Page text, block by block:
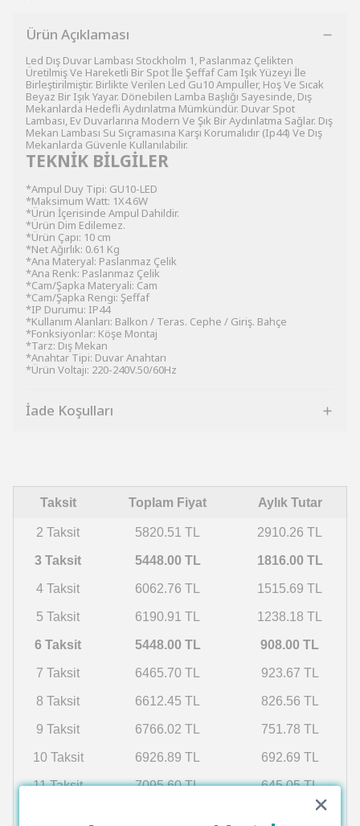
Ürün Açıklaması
Led Dış Duvar Lambası Stockholm 1, Paslanmaz Çelikten
Üretilmiş Ve Hareketli Bir Spot İle Şeffaf Cam Işık Yüzeyi İle
Birleştirilmiştir. Birlikte Verilen Led Gu10 Ampuller, Hoş Ve Sıcak
Beyaz Bir Işık Yayar. Dönebilen Lamba Başlığı Sayesinde, Dış
Mekanlarda Hedefli Aydınlatma Mümkündür. Duvar Spot
Lambası, Ev Duvarlarına Modern Ve Şık Bir Aydınlatma Sağlar. Dış
Mekan Lambası Su Sıçramasına Karşı Korumalıdır (Ip44) Ve Dış
Mekanlarda Güvenle Kullanılabilir.
TEKNİK BİLGİLER
*Ampul Duy Tipi: GU10-LED
*Maksimum Watt: 1X4.6W
*Ürün İçerisinde Ampul Dahildir.
*Ürün Dim Edilemez.
*Ürün Çapı: 10 cm
*Net Ağırlık: 0.61 Kg
*Ana Materyal: Paslanmaz Çelik
*Ana Renk: Paslanmaz Çelik
*Cam/Şapka Materyali: Cam
*Cam/Şapka Rengi: Şeffaf
*IP Durumu: IP44
*Kullanım Alanları: Balkon / Teras. Cephe / Giriş. Bahçe
*Fonksiyonlar: Köşe Montaj
*Tarz: Dış Mekan
*Anahtar Tipi: Duvar Anahtarı
*Ürün Voltajı: 220-240V.50/60Hz
İade Koşulları
Taksit Toplam Fiyat Aylık Tutar
2 Taksit 5820.51 TL 2910.26 TL
3 Taksit 5448.00 TL 1816.00 TL
4 Taksit 6062.76 TL 1515.69 TL
5 Taksit 6190.91 TL 1238.18 TL
6 Taksit 5448.00 TL 908.00 TL
7 Taksit 6465.70 TL 923.67 TL
8 Taksit 6612.45 TL 826.56 TL
9 Taksit 6766.02 TL 751.78 TL
10 Taksit 6926.89 TL 692.69 TL
11 Taksit 7095.60 TL 645.05 TL
606.06 TL